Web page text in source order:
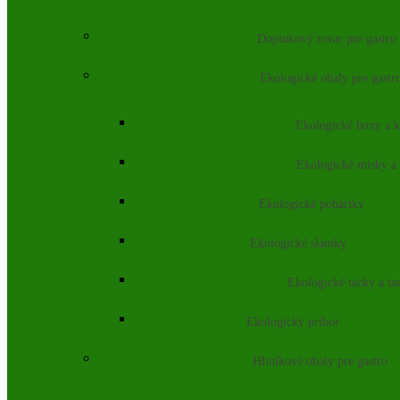
Doplnkový tovar pre gastro
Ekologické obaly pre
Ekologické boxy a
Ekologické misky
Ekologické poháriky
Ekologické slamky
Ekologické tácky a
Ekologický príbor
Hliníkové obaly pre gastro